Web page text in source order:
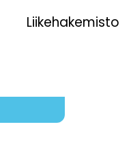
Liikehakemisto